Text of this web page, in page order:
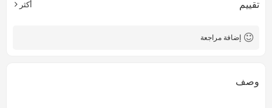
تقييم أكثر
إضافة مراجعة
وصف